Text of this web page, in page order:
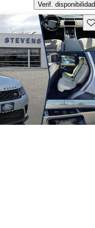
Verif. disponibilidad